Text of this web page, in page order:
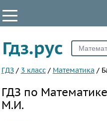
Все
1
3
Гдз.рус
ГДЗ / 3 класс / Математика /
ГДЗ по
М.И.